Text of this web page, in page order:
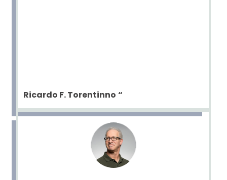
Ricardo F. Torentinno “